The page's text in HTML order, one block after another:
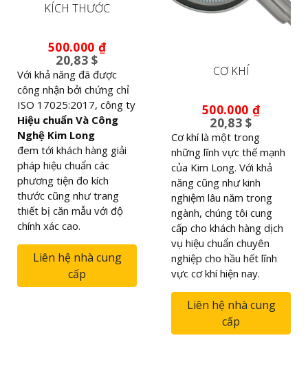
KÍCH THƯỚC
500.000 ₫
20,83 $
Với khả năng đã được
công nhận bởi chứng chỉ
ISO 17025:2017, công ty
Hiệu chuẩn Và Công
Nghệ Kim Long
đem tới khách hàng giải
pháp hiệu chuẩn các
phương tiện đo kích
thước cũng như trang
thiết bị căn mẫu với độ
chính xác cao.
Liên hệ nhà cung
cấp
CƠ KHÍ
500.000 ₫
20,83 $
Cơ khí là một trong
những lĩnh vực thế mạnh
của Kim Long. Với khả
năng cũng như kinh
nghiệm lâu năm trong
ngành, chúng tôi cung
cấp cho khách hàng dịch
vụ hiệu chuẩn chuyên
nghiệp cho hầu hết lĩnh
vực cơ khí hiện nay.
Liên hệ nhà cung
cấp